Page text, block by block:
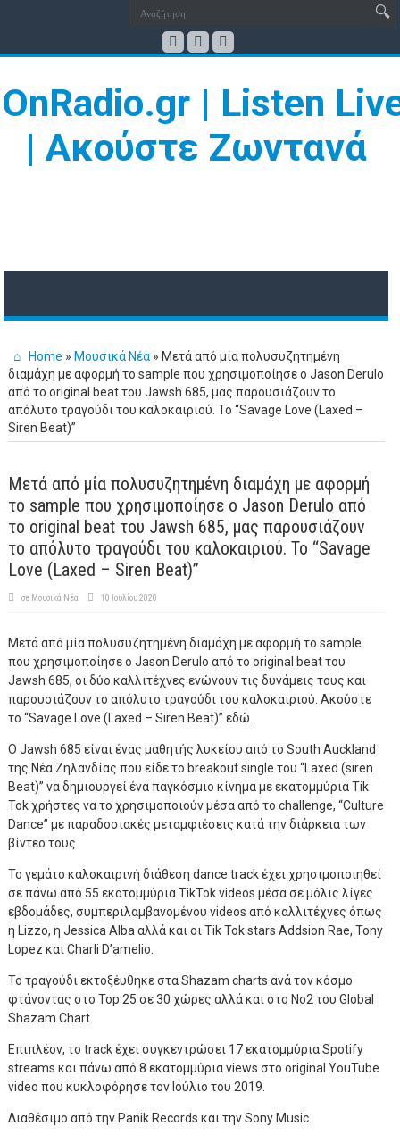
Home » Μουσικά Νέα » Μετά από μία πολυσυζητημένη
διαμάχη με αφορμή το sample που χρησιμοποίησε ο Jason Derulo
από το original beat του Jawsh 685, μας παρουσιάζουν το
απόλυτο τραγούδι του καλοκαιριού. Το “Savage Love (Laxed –
Siren Beat)”
Μετά από μία πολυσυζητημένη διαμάχη με αφορμή
το sample που χρησιμοποίησε ο Jason Derulo από
το original beat του Jawsh 685, μας παρουσιάζουν
το απόλυτο τραγούδι του καλοκαιριού. Το “Savage
Love (Laxed – Siren Beat)”
σε Μουσικά Νέα 10 Ιουλίου 2020
Μετά από μία πολυσυζητημένη διαμάχη με αφορμή το sample
που χρησιμοποίησε ο Jason Derulo από το original beat του
Jawsh 685, οι δύο καλλιτέχνες ενώνουν τις δυνάμεις τους και
παρουσιάζουν το απόλυτο τραγούδι του καλοκαιριού. Ακούστε
το “Savage Love (Laxed – Siren Beat)” εδώ.
Ο Jawsh 685 είναι ένας μαθητής λυκείου από το South Auckland
της Νέα Ζηλανδίας που είδε το breakout single του “Laxed (siren
Beat)” να δημιουργεί ένα παγκόσμιο κίνημα με εκατομμύρια Tik
Tok χρήστες να το χρησιμοποιούν μέσα από το challenge, “Culture
Dance” με παραδοσιακές μεταμφιέσεις κατά την διάρκεια των
βίντεο τους.
Το γεμάτο καλοκαιρινή διάθεση dance track έχει χρησιμοποιηθεί
σε πάνω από 55 εκατομμύρια TikTok videos μέσα σε μόλις λίγες
εβδομάδες, συμπεριλαμβανομένου videos από καλλιτέχνες όπως
η Lizzo, η Jessica Alba αλλά και οι Tik Tok stars Addsion Rae, Tony
Lopez και Charli D’amelio.
Το τραγούδι εκτοξέυθηκε στα Shazam charts ανά τον κόσμο
φτάνοντας στο Top 25 σε 30 χώρες αλλά και στο Νο2 του Global
Shazam Chart.
Επιπλέον, το track έχει συγκεντρώσει 17 εκατομμύρια Spotify
streams και πάνω από 8 εκατομμύρια views στο original YouTube
video που κυκλοφόρησε τον Ιούλιο του 2019.
Διαθέσιμο από την Panik Records και την Sony Music.